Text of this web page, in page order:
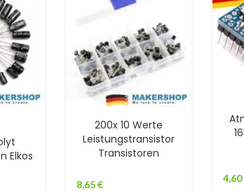
Elkos
200x 10 Werte
Leistungstransistor
Transistoren
8,65€
4,60